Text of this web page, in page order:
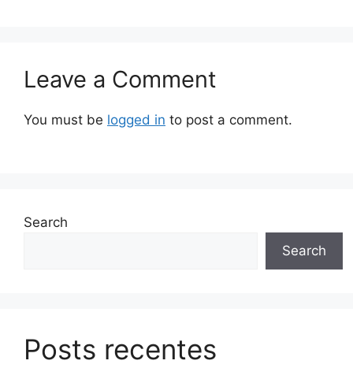
Leave a Comment
You must be logged in to post a comment.
Search
Search
Posts recentes